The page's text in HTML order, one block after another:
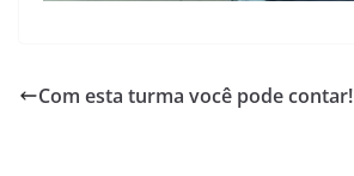
Com esta turma você pode contar!